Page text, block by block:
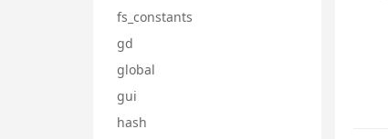
fs_constants
gd
global
gui
hash